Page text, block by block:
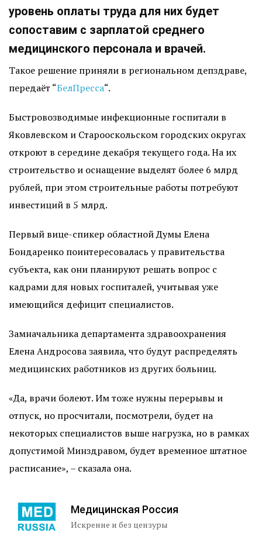
уровень оплаты труда для них будет
сопоставим с зарплатой среднего
медицинского персонала и врачей.
Такое решение приняли в региональном депздраве,
передаёт “БелПресса“.
Быстровозводимые инфекционные госпитали в
Яковлевском и Старооскольском городских округах
откроют в середине декабря текущего года. На их
строительство и оснащение выделят более 6 млрд
рублей, при этом строительные работы потребуют
инвестиций в 5 млрд.
Первый вице-спикер областной Думы Елена
Бондаренко поинтересовалась у правительства
субъекта, как они планируют решать вопрос с
кадрами для новых госпиталей, учитывая уже
имеющийся дефицит специалистов.
Замначальника департамента здравоохранения
Елена Андросова заявила, что будут распределять
медицинских работников из других больниц.
«Да, врачи болеют. Им тоже нужны перерывы и
отпуск, но просчитали, посмотрели, будет на
некоторых специалистов выше нагрузка, но в рамках
допустимой Минздравом, будет временное штатное
расписание», – сказала она.
Медицинская Россия
Искренне и без цензуры